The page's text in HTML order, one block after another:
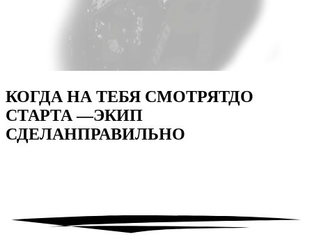
КОГДА НА ТЕБЯ СМОТРЯТДО
СТАРТА —ЭКИП
СДЕЛАНПРАВИЛЬНО